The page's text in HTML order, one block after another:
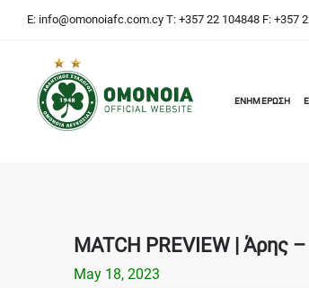
E: info@omonoiafc.com.cy T: +357 22 104848 F: +357
ΕΝΗΜΕΡΩΣΗ
MATCH PREVIEW | Άρης
May 18, 2023